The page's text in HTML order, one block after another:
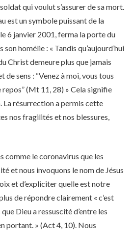
qui voulut s’assurer de sa mort.
est un symbole puissant de la
6 janvier 2001, ferma la porte du
homélie : « Tandis qu’aujourd’hui
Christ demeure plus que jamais
de sens : “Venez à moi, vous tous
(Mt 11, 28) » Cela signifie
La résurrection a permis cette
nos fragilités et nos blessures,
comme le coronavirus que les
et nous invoquons le nom de Jésus
et d’expliciter quelle est notre
de répondre clairement « c’est
Dieu a ressuscité d’entre les
portant. » (Act 4, 10). Nous